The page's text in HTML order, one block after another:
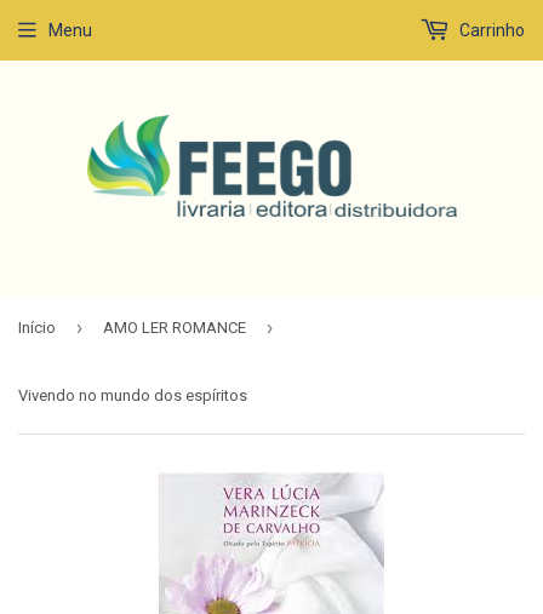
Menu Carrinho
Início › AMO LER ROMANCE ›
Vivendo no mundo dos espíritos